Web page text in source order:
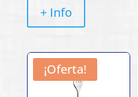
original
era:
+ Info
¡Oferta!